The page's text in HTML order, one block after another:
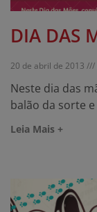
DIA DAS
20 de abril de 2013
Neste dia das
balão da sorte
Leia Mais +